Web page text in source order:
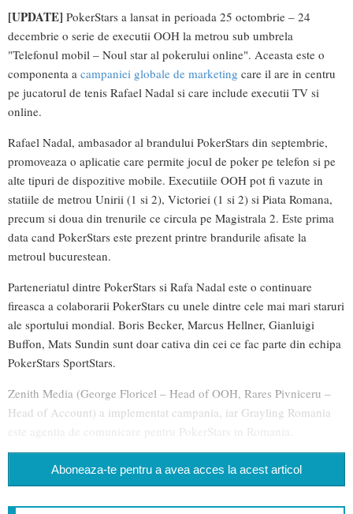
[UPDATE] PokerStars a lansat in perioada 25 octombrie – 24
decembrie o serie de executii OOH la metrou sub umbrela
"Telefonul mobil – Noul star al pokerului online". Aceasta este o
componenta a campaniei globale de marketing care il are in centru
pe jucatorul de tenis Rafael Nadal si care include executii TV si
online.
Rafael Nadal, ambasador al brandului PokerStars din septembrie,
promoveaza o aplicatie care permite jocul de poker pe telefon si pe
alte tipuri de dispozitive mobile. Executiile OOH pot fi vazute in
statiile de metrou Unirii (1 si 2), Victoriei (1 si 2) si Piata Romana,
precum si doua din trenurile ce circula pe Magistrala 2. Este prima
data cand PokerStars este prezent printre brandurile afisate la
metroul bucurestean.
Parteneriatul dintre PokerStars si Rafa Nadal este o continuare
fireasca a colaborarii PokerStars cu unele dintre cele mai mari staruri
ale sportului mondial. Boris Becker, Marcus Hellner, Gianluigi
Buffon, Mats Sundin sunt doar cativa din cei ce fac parte din echipa
PokerStars SportStars.
Zenith Media (George Floricel – Head of OOH, Rares Pivniceru –
Head of Account) a implementat campania, iar Grayling Romania
este agentia de comunicare pentru PokerStars in Romania.
Aboneaza-te pentru a avea acces la acest articol